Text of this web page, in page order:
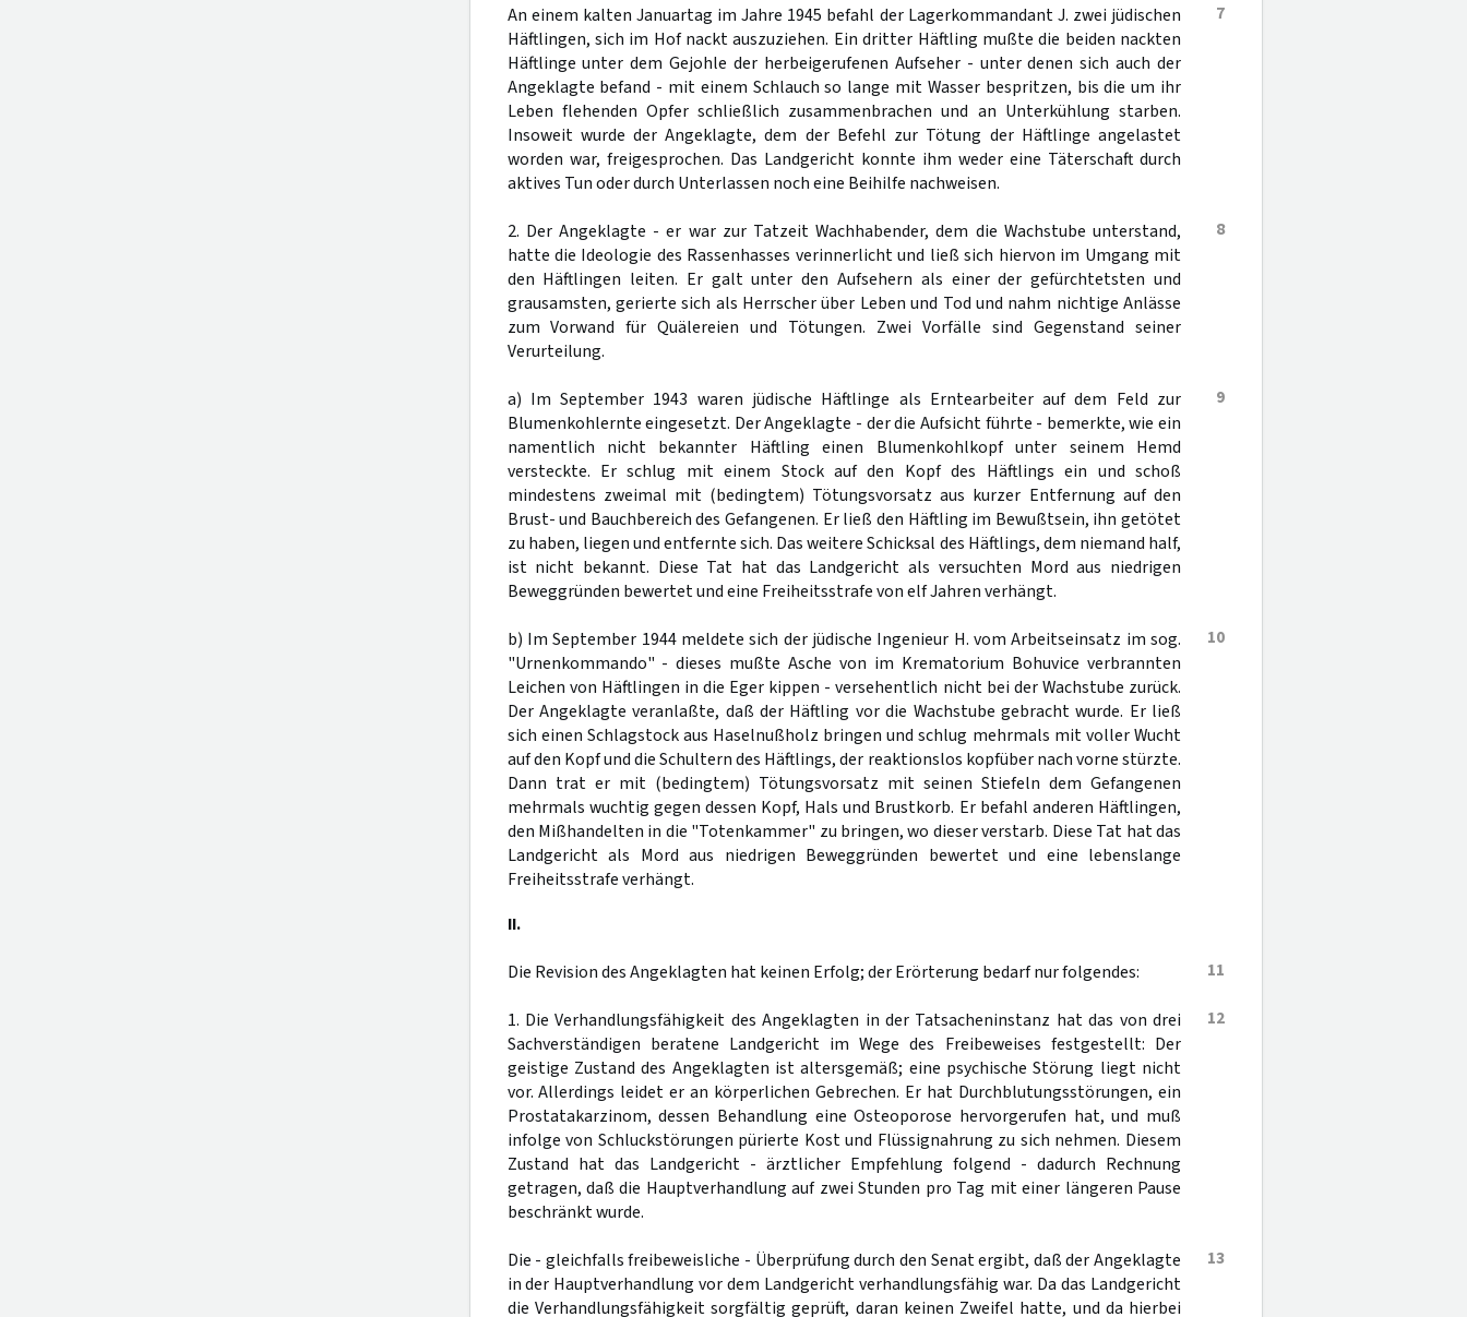
7
An einem kalten Januartag im Jahre 1945 befahl der Lagerkommandant J. zwei jüdischen
Häftlingen, sich im Hof nackt auszuziehen. Ein dritter Häftling mußte die beiden nackten
Häftlinge unter dem Gejohle der herbeigerufenen Aufseher - unter denen sich auch der
Angeklagte befand - mit einem Schlauch so lange mit Wasser bespritzen, bis die um ihr
Leben flehenden Opfer schließlich zusammenbrachen und an Unterkühlung starben.
Insoweit wurde der Angeklagte, dem der Befehl zur Tötung der Häftlinge angelastet
worden war, freigesprochen. Das Landgericht konnte ihm weder eine Täterschaft durch
aktives Tun oder durch Unterlassen noch eine Beihilfe nachweisen.
8
2. Der Angeklagte - er war zur Tatzeit Wachhabender, dem die Wachstube unterstand,
hatte die Ideologie des Rassenhasses verinnerlicht und ließ sich hiervon im Umgang mit
den Häftlingen leiten. Er galt unter den Aufsehern als einer der gefürchtetsten und
grausamsten, gerierte sich als Herrscher über Leben und Tod und nahm nichtige Anlässe
zum Vorwand für Quälereien und Tötungen. Zwei Vorfälle sind Gegenstand seiner
Verurteilung.
9
a) Im September 1943 waren jüdische Häftlinge als Erntearbeiter auf dem Feld zur
Blumenkohlernte eingesetzt. Der Angeklagte - der die Aufsicht führte - bemerkte, wie ein
namentlich nicht bekannter Häftling einen Blumenkohlkopf unter seinem Hemd
versteckte. Er schlug mit einem Stock auf den Kopf des Häftlings ein und schoß
mindestens zweimal mit (bedingtem) Tötungsvorsatz aus kurzer Entfernung auf den
Brust- und Bauchbereich des Gefangenen. Er ließ den Häftling im Bewußtsein, ihn getötet
zu haben, liegen und entfernte sich. Das weitere Schicksal des Häftlings, dem niemand half,
ist nicht bekannt. Diese Tat hat das Landgericht als versuchten Mord aus niedrigen
Beweggründen bewertet und eine Freiheitsstrafe von elf Jahren verhängt.
10
b) Im September 1944 meldete sich der jüdische Ingenieur H. vom Arbeitseinsatz im sog.
"Urnenkommando" - dieses mußte Asche von im Krematorium Bohuvice verbrannten
Leichen von Häftlingen in die Eger kippen - versehentlich nicht bei der Wachstube zurück.
Der Angeklagte veranlaßte, daß der Häftling vor die Wachstube gebracht wurde. Er ließ
sich einen Schlagstock aus Haselnußholz bringen und schlug mehrmals mit voller Wucht
auf den Kopf und die Schultern des Häftlings, der reaktionslos kopfüber nach vorne stürzte.
Dann trat er mit (bedingtem) Tötungsvorsatz mit seinen Stiefeln dem Gefangenen
mehrmals wuchtig gegen dessen Kopf, Hals und Brustkorb. Er befahl anderen Häftlingen,
den Mißhandelten in die "Totenkammer" zu bringen, wo dieser verstarb. Diese Tat hat das
Landgericht als Mord aus niedrigen Beweggründen bewertet und eine lebenslange
Freiheitsstrafe verhängt.
II.
11
Die Revision des Angeklagten hat keinen Erfolg; der Erörterung bedarf nur folgendes:
12
1. Die Verhandlungsfähigkeit des Angeklagten in der Tatsacheninstanz hat das von drei
Sachverständigen beratene Landgericht im Wege des Freibeweises festgestellt: Der
geistige Zustand des Angeklagten ist altersgemäß; eine psychische Störung liegt nicht
vor. Allerdings leidet er an körperlichen Gebrechen. Er hat Durchblutungsstörungen, ein
Prostatakarzinom, dessen Behandlung eine Osteoporose hervorgerufen hat, und muß
infolge von Schluckstörungen pürierte Kost und Flüssignahrung zu sich nehmen. Diesem
Zustand hat das Landgericht - ärztlicher Empfehlung folgend - dadurch Rechnung
getragen, daß die Hauptverhandlung auf zwei Stunden pro Tag mit einer längeren Pause
beschränkt wurde.
13
Die - gleichfalls freibeweisliche - Überprüfung durch den Senat ergibt, daß der Angeklagte
in der Hauptverhandlung vor dem Landgericht verhandlungsfähig war. Da das Landgericht
die Verhandlungsfähigkeit sorgfältig geprüft, daran keinen Zweifel hatte, und da hierbei